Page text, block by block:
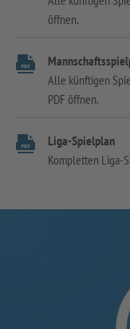
öffnen.
Alle künftigen
PDF öffnen.
Liga-Spielplan
Kompletten Liga-